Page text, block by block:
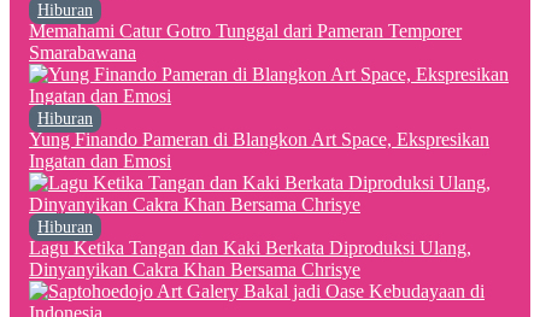
Hiburan
Memahami Catur Gotro Tunggal dari Pameran Temporer
Smarabawana
Hiburan
Yung Finando Pameran di Blangkon Art Space, Ekspresikan
Ingatan dan Emosi
Hiburan
Lagu Ketika Tangan dan Kaki Berkata Diproduksi Ulang,
Dinyanyikan Cakra Khan Bersama Chrisye